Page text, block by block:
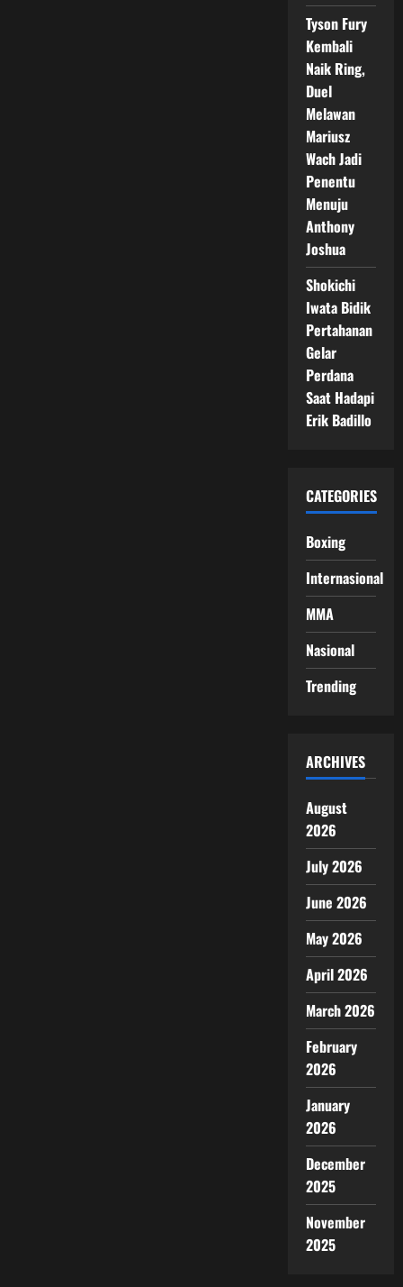
Tyson Fury
Kembali
Naik Ring,
Duel
Melawan
Mariusz
Wach Jadi
Penentu
Menuju
Anthony
Joshua
Shokichi
Iwata Bidik
Pertahanan
Gelar
Perdana
Saat Hadapi
Erik Badillo
CATEGORIES
Boxing
Internasional
MMA
Nasional
Trending
ARCHIVES
August
2026
July 2026
June 2026
May 2026
April 2026
March 2026
February
2026
January
2026
December
2025
November
2025